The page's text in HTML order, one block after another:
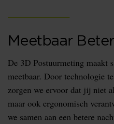
Meetbaar
De 3D Postuurmeting maakt
meetbaar. Door technologie
zorgen we ervoor dat jij niet
maar ook ergonomisch
we samen aan een betere